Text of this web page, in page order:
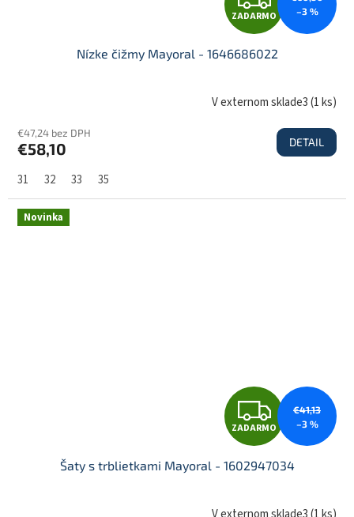
A
D
A
R
ZADARMO
–3 %
Nízke čižmy Mayoral - 1646686022
V externom sklade3(1 ks)
€47,24 bez DPH
€58,10 DETAIL
31 32 33 35
Novinka
Z
A
ZADARMO
€41,13
–3 %
Šaty s trblietkami Mayoral - 1602947034